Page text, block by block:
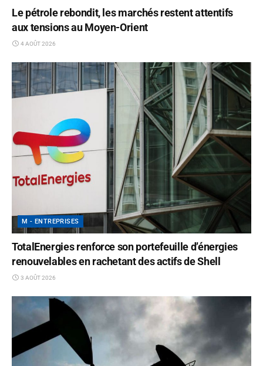
Le pétrole rebondit, les marchés restent attentifs
aux tensions au Moyen-Orient
4 AOÛT 2026
M - ENTREPRISES
TotalEnergies renforce son portefeuille d’énergies
renouvelables en rachetant des actifs de Shell
3 AOÛT 2026